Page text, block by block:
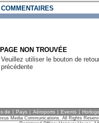
COMMENTAIRES
PAGE NON TROUVÉE
Veuillez utiliser le bouton de
précédente
de | Pays | Aéroports | Events |
Media Communications. All Rights